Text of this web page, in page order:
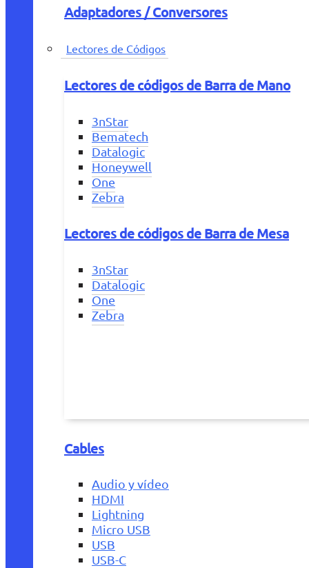
Adaptadores / Conversores
Lectores de Códigos
Lectores de códigos de Barra de Mano
3nStar
Bematech
Datalogic
Honeywell
One
Zebra
Lectores de códigos de Barra de Mesa
3nStar
Datalogic
One
Zebra
Cables
Audio y vídeo
HDMI
Lightning
Micro USB
USB
USB-C